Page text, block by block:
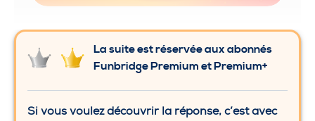
La suite est réservée aux abonnés
Funbridge Premium et Premium+
Si vous voulez découvrir la réponse, c’est avec